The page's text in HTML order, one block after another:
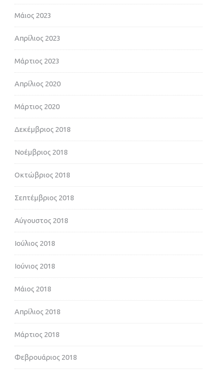
Μάιος 2023
Απρίλιος 2023
Μάρτιος 2023
Απρίλιος 2020
Μάρτιος 2020
Δεκέμβριος 2018
Νοέμβριος 2018
Οκτώβριος 2018
Σεπτέμβριος 2018
Αύγουστος 2018
Ιούλιος 2018
Ιούνιος 2018
Μάιος 2018
Απρίλιος 2018
Μάρτιος 2018
Φεβρουάριος 2018